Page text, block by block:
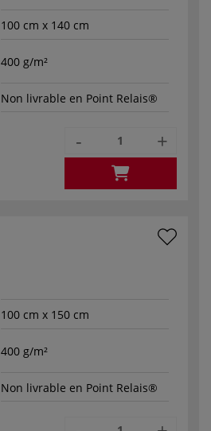
100 cm x 140 cm
400 g/m²
Non livrable en Point Relais®
- +
100 cm x 150 cm
400 g/m²
Non livrable en Point Relais®